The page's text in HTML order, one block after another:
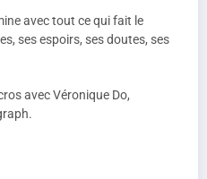
avec tout ce qui fait le
ses espoirs, ses doutes, ses
avec Véronique Do,